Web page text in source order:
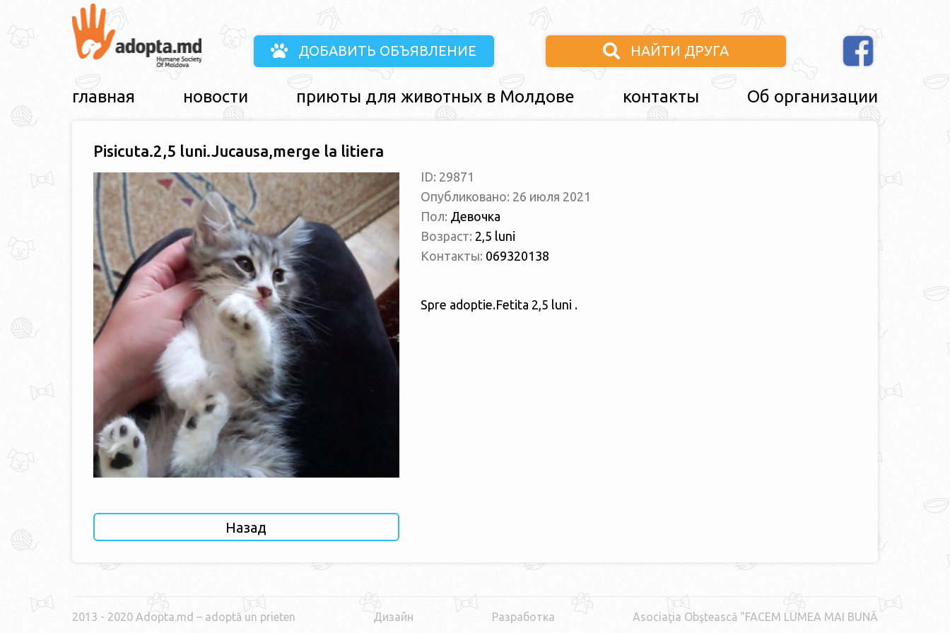
ДОБАВИТЬ ОБЪЯВЛЕНИЕ НАЙТИ ДРУГА
главная новости приюты для животных в Молдове контакты Об организации
Pisicuta.2,5 luni.Jucausa,merge la litiera
Назад
ID: 29871
Опубликовано: 26 июля 2021
Пол: Девочка
Возраст: 2,5 luni
Контакты: 069320138
Spre adoptie.Fetita 2,5 luni .
2013 - 2020 Adopta.md – adoptă un prieten Дизайн Разработка Asociaţia Obştească "FACEM LUMEA MAI BUNĂ